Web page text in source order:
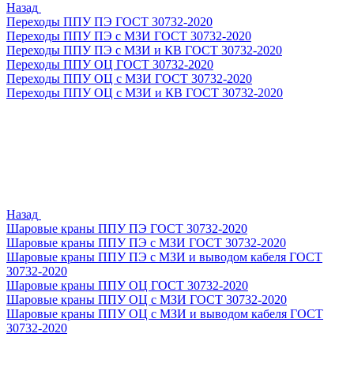
Назад
Переходы ППУ ПЭ ГОСТ 30732-2020
Переходы ППУ ПЭ с МЗИ ГОСТ 30732-2020
Переходы ППУ ПЭ с МЗИ и КВ ГОСТ 30732-2020
Переходы ППУ ОЦ ГОСТ 30732-2020
Переходы ППУ ОЦ с МЗИ ГОСТ 30732-2020
Переходы ППУ ОЦ с МЗИ и КВ ГОСТ 30732-2020
Назад
Шаровые краны ППУ ПЭ ГОСТ 30732-2020
Шаровые краны ППУ ПЭ с МЗИ ГОСТ 30732-2020
Шаровые краны ППУ ПЭ с МЗИ и выводом кабеля ГОСТ
30732-2020
Шаровые краны ППУ ОЦ ГОСТ 30732-2020
Шаровые краны ППУ ОЦ с МЗИ ГОСТ 30732-2020
Шаровые краны ППУ ОЦ с МЗИ и выводом кабеля ГОСТ
30732-2020